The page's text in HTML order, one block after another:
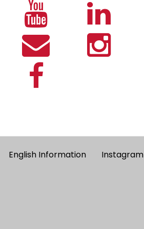
English Information Instagram